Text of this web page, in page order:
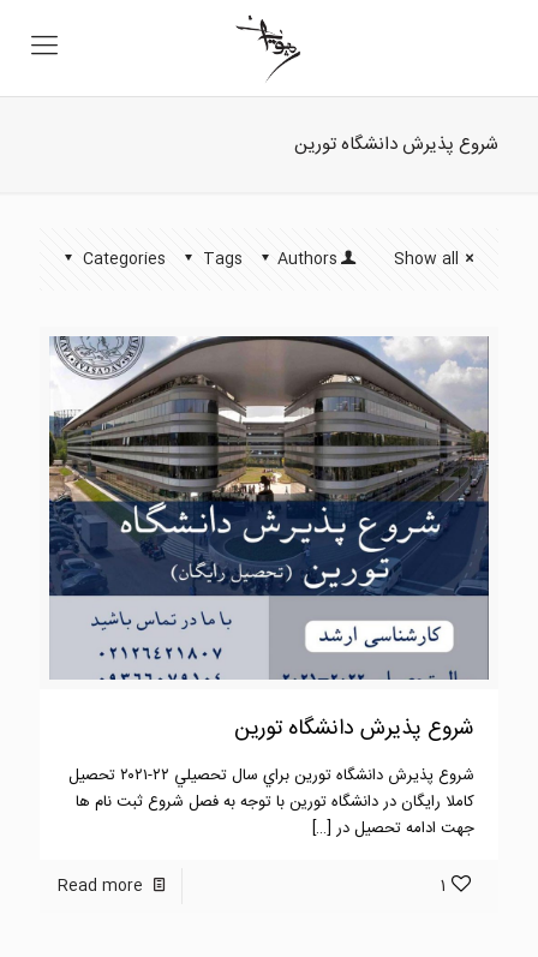
شروع پذیرش دانشگاه تورین
Categories Tags Authors Show all
شروع پذیرش دانشگاه تورین
شروع پذيرش دانشگاه تورين براي سال تحصيلي ٢٢-٢٠٢١ تحصيل
كاملا رايگان در دانشگاه تورین با توجه به فصل شروع ثبت نام ها
جهت ادامه تحصیل در […]
1
Read more